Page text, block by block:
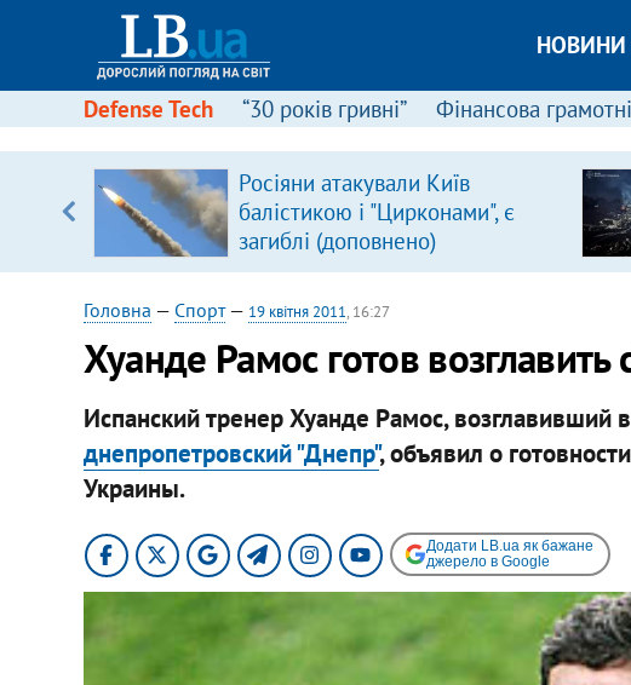
НОВИНИ
Defense Tech “30 років гривні” Фінансова
Росіяни атакували Київ
балістикою і "Цирконами", є
загиблі (доповнено)
Головна — Спорт— 19 квітня 2011, 16:27
Хуанде Рамос готов
Испанский тренер Хуанде Рамос, возглавивший
днепропетровский "Днепр", объявил о
Украины.
Додати LB.ua як бажане
джерело в Google